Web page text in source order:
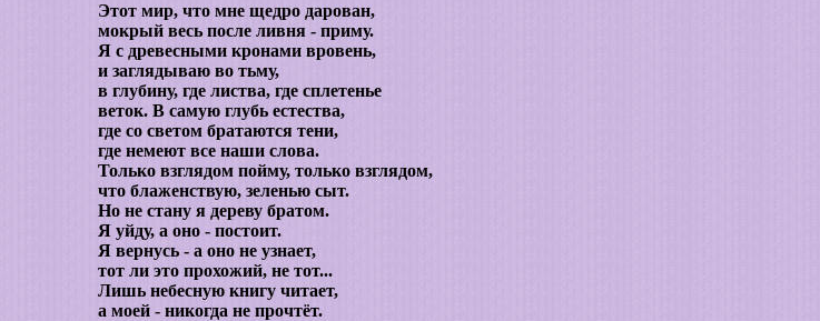
Этот мир, что мне щедро дарован,
мокрый весь после ливня - приму.
Я с древесными кронами вровень,
и заглядываю во тьму,
в глубину, где листва, где сплетенье
веток. В самую глубь естества,
где со светом братаются тени,
где немеют все наши слова.
Только взглядом пойму, только взглядом,
что блаженствую, зеленью сыт.
Но не стану я дереву братом.
Я уйду, а оно - постоит.
Я вернусь - а оно не узнает,
тот ли это прохожий, не тот...
Лишь небесную книгу читает,
а моей - никогда не прочтёт.